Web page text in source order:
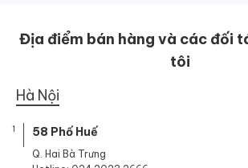
Địa điểm bán hàng và các đối
tôi
Hà Nội
1 58 Phố Huế
Q. Hai Bà Trưng